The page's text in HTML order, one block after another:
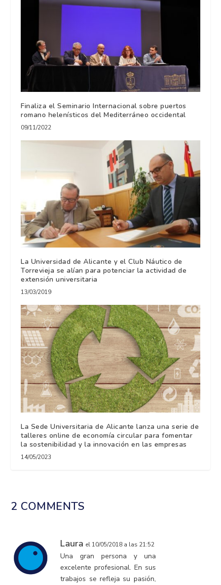
Finaliza el Seminario Internacional sobre puertos
romano helenísticos del Mediterráneo occidental
09/11/2022
La Universidad de Alicante y el Club Náutico de
Torrevieja se alían para potenciar la actividad de
extensión universitaria
13/03/2019
La Sede Universitaria de Alicante lanza una serie de
talleres online de economía circular para fomentar
la sostenibilidad y la innovación en las empresas
14/05/2023
2 COMMENTS
Laura el 10/05/2018 a las 21:52
Una gran persona y una
excelente profesional. En sus
trabajos se refleja su pasión,